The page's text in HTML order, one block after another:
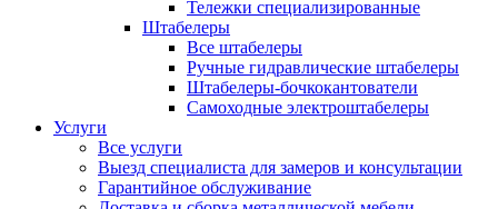
Тележки специализированные
Штабелеры
Все штабелеры
Ручные гидравлические штабелеры
Штабелеры-бочкокантователи
Самоходные электроштабелеры
Услуги
Все услуги
Выезд специалиста для замеров и консультации
Гарантийное обслуживание